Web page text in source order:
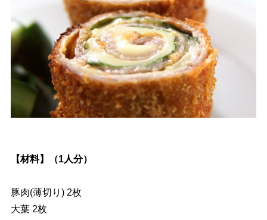
【材料】（1人分）
豚肉(薄切り) 2枚
大葉 2枚